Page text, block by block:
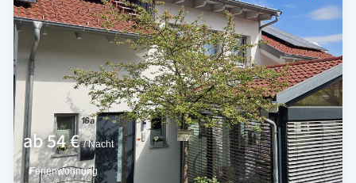
ab54 € / Nacht
Ferienwohnung